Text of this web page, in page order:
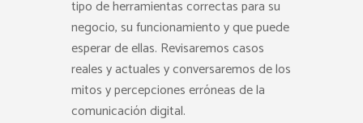
tipo de herramientas correctas para su
negocio, su funcionamiento y que puede
esperar de ellas. Revisaremos casos
reales y actuales y conversaremos de los
mitos y percepciones erróneas de la
comunicación digital.